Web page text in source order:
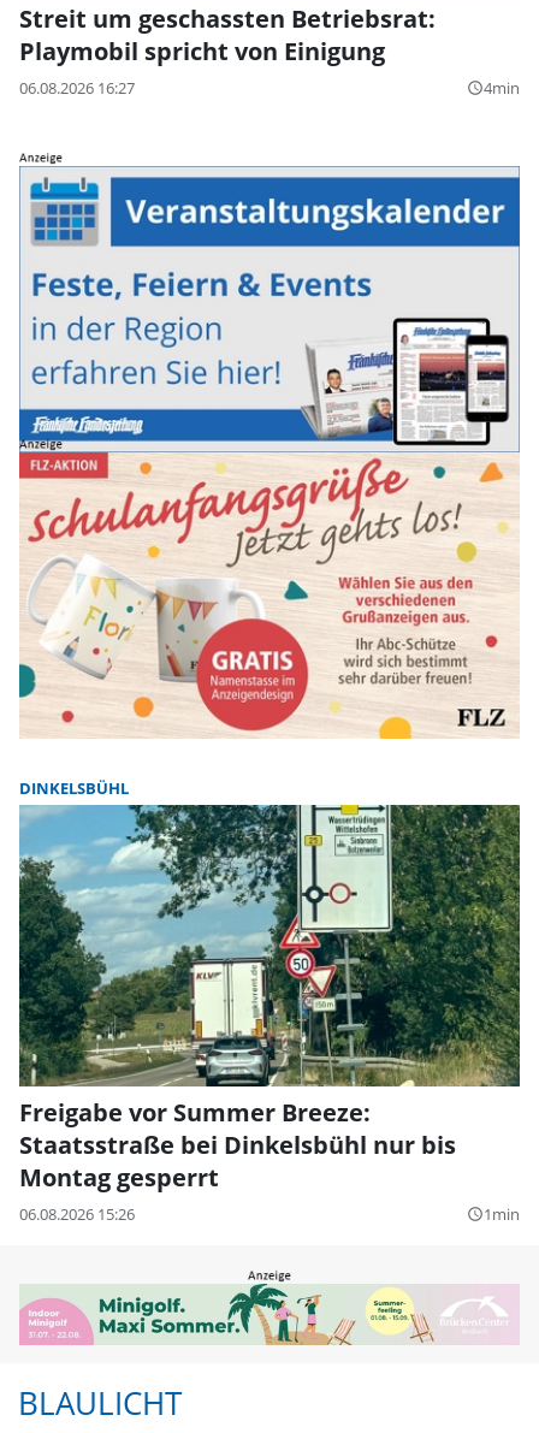
Streit um geschassten Betriebsrat:
Playmobil spricht von Einigung
06.08.2026 16:27 query_builder4min
DINKELSBÜHL
Freigabe vor Summer Breeze:
Staatsstraße bei Dinkelsbühl nur bis
Montag gesperrt
06.08.2026 15:26 query_builder1min
BLAULICHT